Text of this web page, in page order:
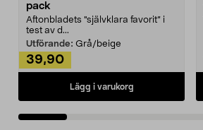
pack
Aftonbladets "självklara favorit” i
test av d...
Utförande: Grå/beige
39,90
Lägg i varukorg